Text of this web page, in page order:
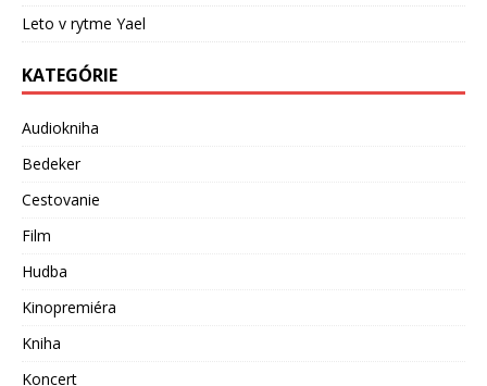
Leto v rytme Yael
KATEGÓRIE
Audiokniha
Bedeker
Cestovanie
Film
Hudba
Kinopremiéra
Kniha
Koncert